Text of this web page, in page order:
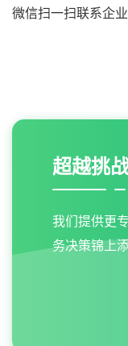
微信扫一扫联系企业
超越挑
我们提供更
务决策锦上添